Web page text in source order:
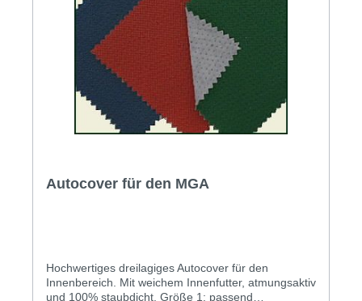
Autocover für den MGA
Hochwertiges dreilagiges Autocover für den
Innenbereich. Mit weichem Innenfutter, atmungsaktiv
und 100% staubdicht. Größe 1: passend